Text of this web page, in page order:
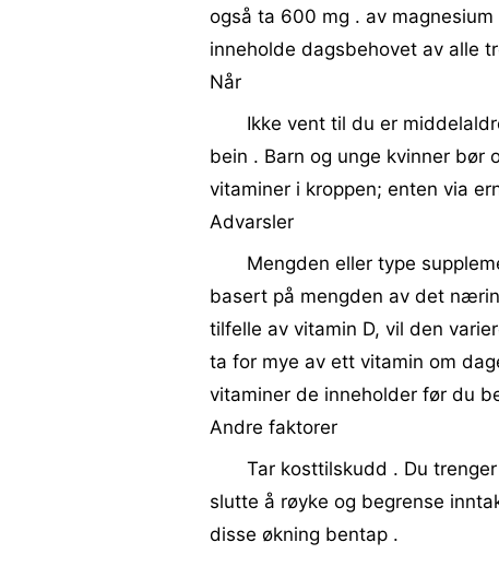
også ta 600 mg . av
inneholde dagsbehovet av alle
Når
Ikke vent til du er
bein . Barn og unge kvinner bør
vitaminer i kroppen; enten via
Advarsler
Mengden eller type
basert på mengden av det
tilfelle av vitamin D, vil den
ta for mye av ett vitamin om
vitaminer de inneholder før du
Andre faktorer
Tar kosttilskudd . Du
slutte å røyke og begrense
disse økning bentap .